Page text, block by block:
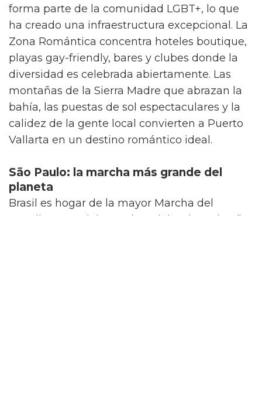
forma parte de la comunidad LGBT+, lo que
ha creado una infraestructura excepcional. La
Zona Romántica concentra hoteles boutique,
playas gay-friendly, bares y clubes donde la
diversidad es celebrada abiertamente. Las
montañas de la Sierra Madre que abrazan la
bahía, las puestas de sol espectaculares y la
calidez de la gente local convierten a Puerto
Vallarta en un destino romántico ideal.
São Paulo: la marcha más grande del
planeta
Brasil es hogar de la mayor Marcha del
Orgullo LGBT del mundo, celebrada cada año